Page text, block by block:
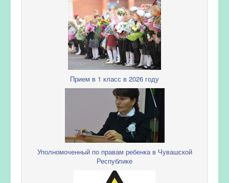
Прием в 1 класс в 2026 году
Уполномоченный по правам ребенка в Чувашской
Республике